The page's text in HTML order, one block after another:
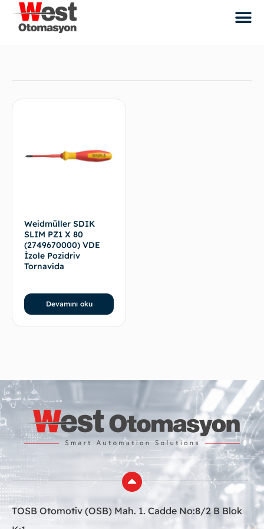
Weidmüller SDIK
SLIM PZ1 X 80
(2749670000) VDE
İzole Pozidriv
Tornavida
Devamını oku
TOSB Otomotiv (OSB) Mah. 1. Cadde No:8/2 B Blok